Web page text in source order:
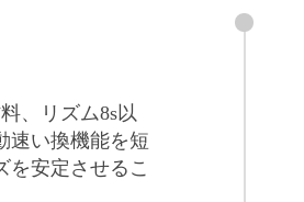
、リズム8s以
速い換機能を短
を安定させるこ